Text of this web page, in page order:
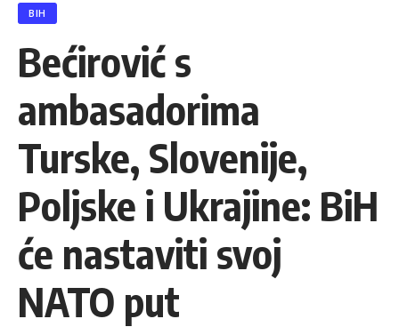
BIH
Bećirović s
ambasadorima
Turske, Slovenije,
Poljske i Ukrajine: BiH
će nastaviti svoj
NATO put